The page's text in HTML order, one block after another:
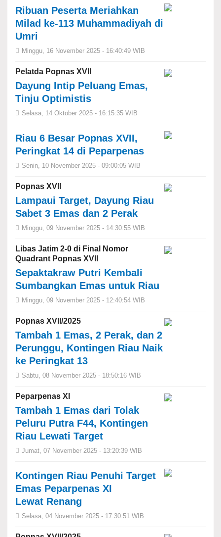
Ribuan Peserta Meriahkan
Milad ke-113 Muhammadiyah di
Umri
Minggu, 16 November 2025 - 16:40:49 WIB
Pelatda Popnas XVII
Dayung Intip Peluang Emas,
Tinju Optimistis
Selasa, 14 Oktober 2025 - 16:15:35 WIB
Riau 6 Besar Popnas XVII,
Peringkat 14 di Peparpenas
Senin, 10 November 2025 - 09:00:05 WIB
Popnas XVII
​​​​​​​Lampaui Target, Dayung Riau
Sabet 3 Emas dan 2 Perak
Minggu, 09 November 2025 - 14:30:55 WIB
Libas Jatim 2-0 di Final Nomor
Quadrant Popnas XVII
Sepaktakraw Putri Kembali
Sumbangkan Emas untuk Riau
Minggu, 09 November 2025 - 12:40:54 WIB
Popnas XVII/2025
Tambah 1 Emas, 2 Perak, dan 2
Perunggu, Kontingen Riau Naik
ke Peringkat 13
Sabtu, 08 November 2025 - 18:50:16 WIB
Peparpenas XI
Tambah 1 Emas dari Tolak
Peluru Putra F44, Kontingen
Riau Lewati Target
Jumat, 07 November 2025 - 13:20:39 WIB
Kontingen Riau Penuhi Target
Emas Peparpenas XI
Lewat Renang
Selasa, 04 November 2025 - 17:30:51 WIB